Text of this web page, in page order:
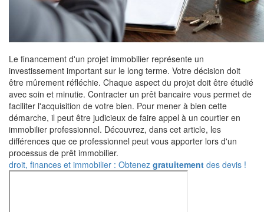
Le financement d'un projet immobilier représente un
investissement important sur le long terme. Votre décision doit
être mûrement réfléchie. Chaque aspect du projet doit être étudié
avec soin et minutie. Contracter un prêt bancaire vous permet de
faciliter l'acquisition de votre bien. Pour mener à bien cette
démarche, il peut être judicieux de faire appel à un courtier en
immobilier professionnel. Découvrez, dans cet article, les
différences que ce professionnel peut vous apporter lors d'un
processus de prêt immobilier.
droit, finances et immobilier : Obtenez gratuitement des devis !